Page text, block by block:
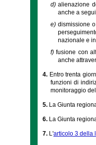
d)alienazione
anche a
e) dismissione
nazionale e
f)fusione con
anche
4. Entro trenta
funzioni di
monitoraggio
5. La Giunta
6. La Giunta
7. L'articolo 3 della